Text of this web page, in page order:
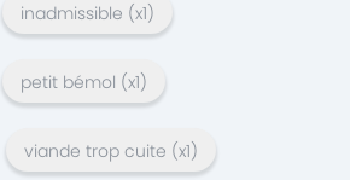
inadmissible (x1)
petit bémol (x1)
viande trop cuite (x1)